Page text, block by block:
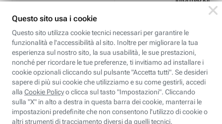
CFFC<TagID>
Limite di
CM 1 giorno
Identifica se
ricontrollare
corrispondenti
(impostata da
CM14 14 giorni
Identifica se
ricontrollare
corrispondenti
(impostata da